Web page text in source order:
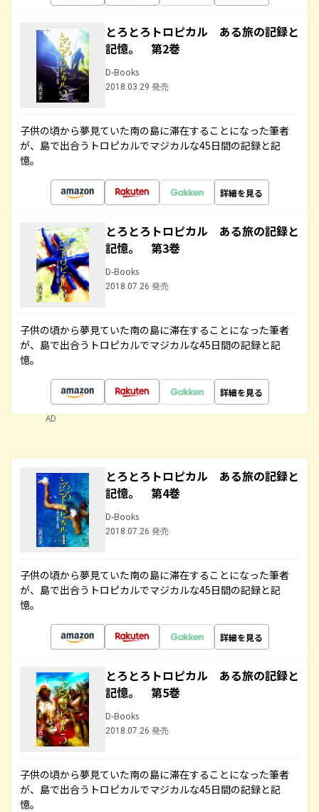
とろとろトロピカル ある旅の記録と
記憶。 第2巻
D-Books
2018.03.29 発売
子供の頃から夢見ていた南の島に滞在することになった筆者
が、島で出合うトロピカルでマジカルな45日間の記録と記
憶。
詳細を見る
とろとろトロピカル ある旅の記録と
記憶。 第3巻
D-Books
2018.07.26 発売
子供の頃から夢見ていた南の島に滞在することになった筆者
が、島で出合うトロピカルでマジカルな45日間の記録と記
憶。
詳細を見る
AD
とろとろトロピカル ある旅の記録と
記憶。 第4巻
D-Books
2018.07.26 発売
子供の頃から夢見ていた南の島に滞在することになった筆者
が、島で出合うトロピカルでマジカルな45日間の記録と記
憶。
詳細を見る
とろとろトロピカル ある旅の記録と
記憶。 第5巻
D-Books
2018.07.26 発売
子供の頃から夢見ていた南の島に滞在することになった筆者
が、島で出合うトロピカルでマジカルな45日間の記録と記
憶。